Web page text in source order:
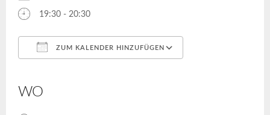
19:30 - 20:30
ZUM KALENDER HINZUFÜGEN
WO